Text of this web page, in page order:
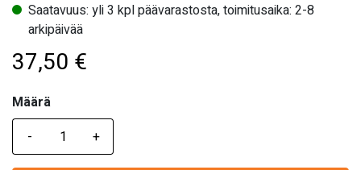
Saatavuus: yli 3 kpl päävarastosta, toimitusaika: 2-8
arkipäivää
37,50 €
Määrä
Määrä